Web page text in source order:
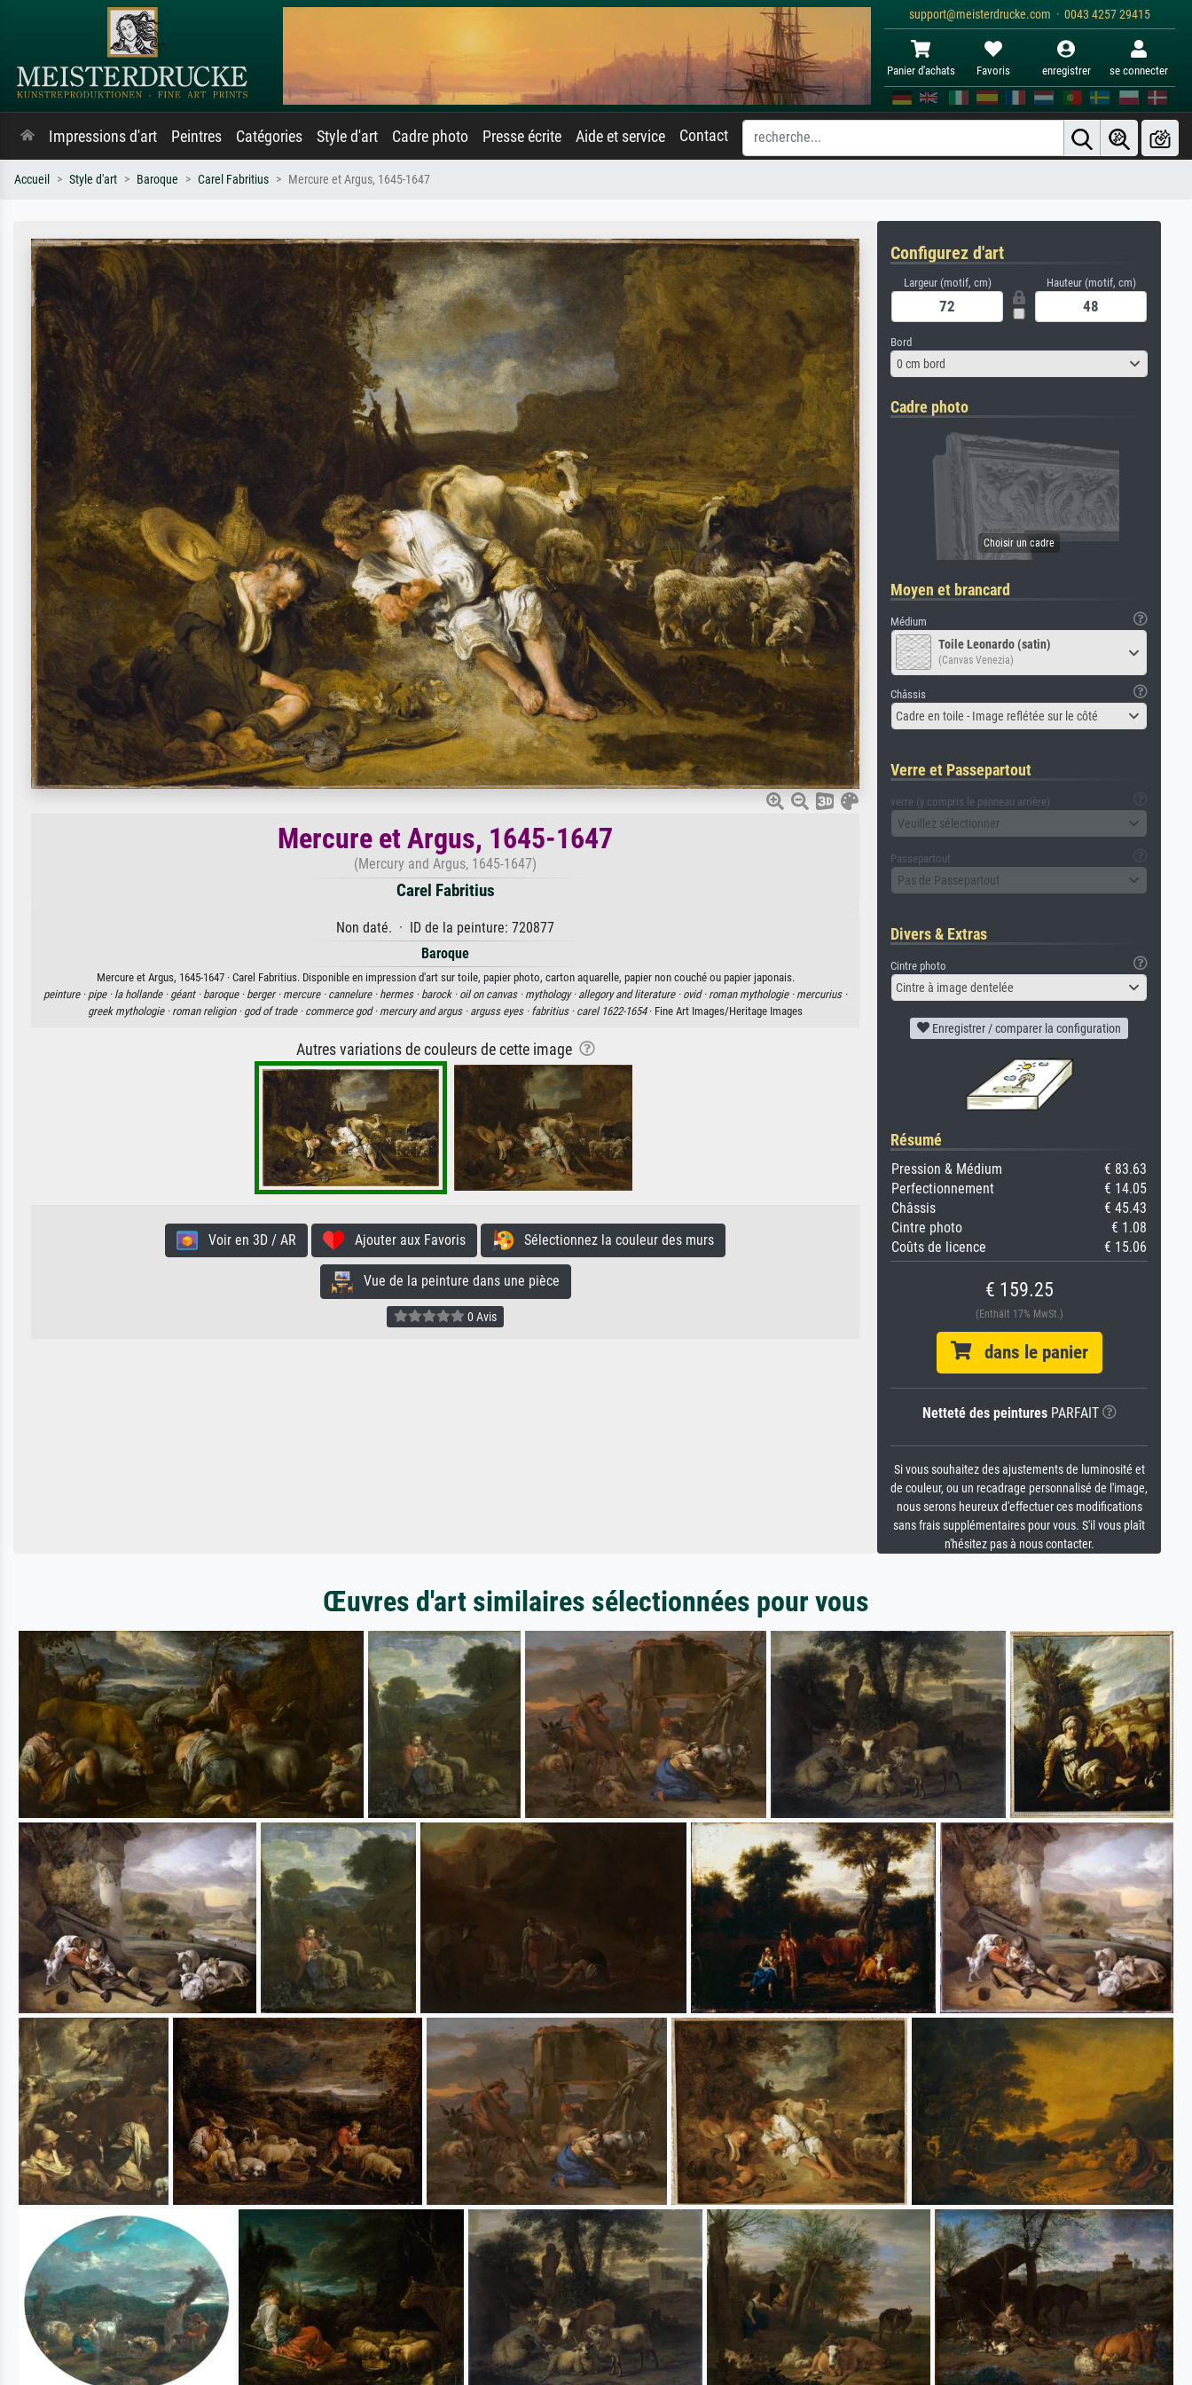
support@meisterdrucke.com · 0043 4257 29415
Panier d'achats Favoris enregistrer se connecter
Impressions d'art Peintres Catégories Style d'art Cadre photo Presse écrite Aide et service Contact
Accueil Style d'art Baroque Carel Fabritius Mercure et Argus, 1645-1647
Mercure et Argus, 1645-1647
(Mercury and Argus, 1645-1647)
Carel Fabritius
Non daté. · ID de la peinture: 720877
Baroque
Mercure et Argus, 1645-1647 · Carel Fabritius. Disponible en impression d'art sur toile, papier photo, carton aquarelle, papier non couché ou papier japonais.
peinture · pipe · la hollande · géant · baroque · berger · mercure · cannelure · hermes · barock · oil on canvas · mythology · allegory and literature · ovid · roman mythologie · mercurius ·
greek mythologie · roman religion · god of trade · commerce god · mercury and argus · arguss eyes · fabritius · carel 1622-1654· Fine Art Images/Heritage Images
Autres variations de couleurs de cette image
Voir en 3D / AR Ajouter aux Favoris Sélectionnez la couleur des murs
Vue de la peinture dans une pièce
0 Avis
Configurez d'art
Largeur (motif, cm) Hauteur (motif, cm)
Bord
0 cm bord
Cadre photo
Moyen et brancard
Médium
Toile Leonardo (satin)
(Canvas Venezia)
Châssis
Cadre en toile - Image reflétée sur le côté
Verre et Passepartout
verre (y compris le panneau arrière)
Veuillez sélectionner
Passepartout
Pas de Passepartout
Divers & Extras
Cintre photo
Cintre à image dentelée
Enregistrer / comparer la configuration
Résumé
Pression & Médium
€ 83.63
Perfectionnement
€ 14.05
Châssis
€ 45.43
Cintre photo
€ 1.08
Coûts de licence
€ 15.06
€ 159.25
(Enthält 17% MwSt.)
dans le panier
Netteté des peinturesPARFAIT
Si vous souhaitez des ajustements de luminosité et
de couleur, ou un recadrage personnalisé de l'image,
nous serons heureux d'effectuer ces modifications
sans frais supplémentaires pour vous. S'il vous plaît
n'hésitez pas à nous contacter.
Œuvres d'art similaires sélectionnées pour vous